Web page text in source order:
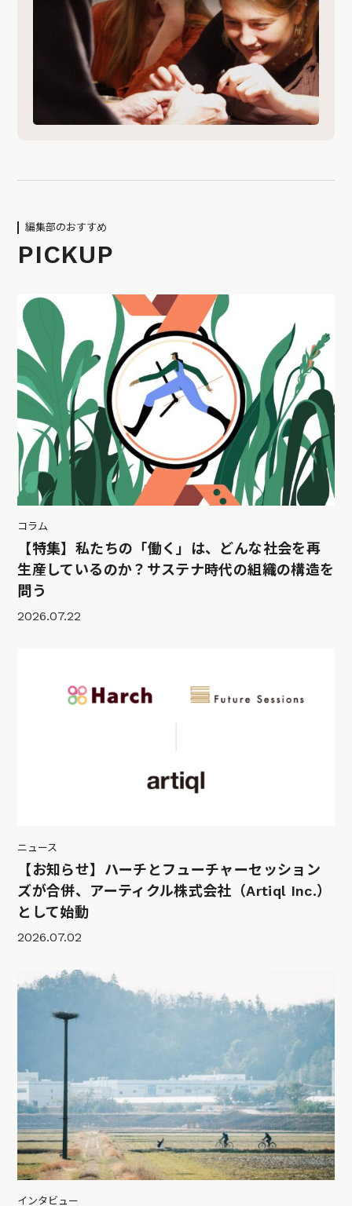
編集部のおすすめ
PICKUP
コラム
【特集】私たちの「働く」は、どんな社会を再
生産しているのか？サステナ時代の組織の構造を
問う
2026.07.22
ニュース
【お知らせ】ハーチとフューチャーセッション
ズが合併、アーティクル株式会社（Artiql Inc.）
として始動
2026.07.02
インタビュー